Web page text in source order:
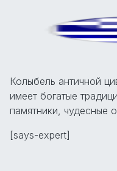
Колыбель античной
имеет богатые
памятники, чудесные
[says-expert]